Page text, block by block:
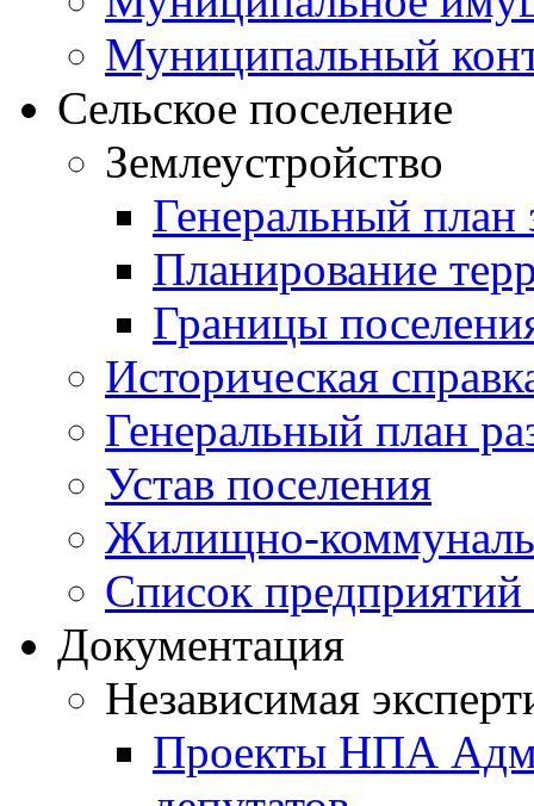
Муниципальный
Сельское поселение
Землеустройство
Генеральный план
Планирование
Границы
Историческая
Генеральный план
Устав поселения
Жилищно-
Список предприятий
Документация
Независимая
Проекты НПА